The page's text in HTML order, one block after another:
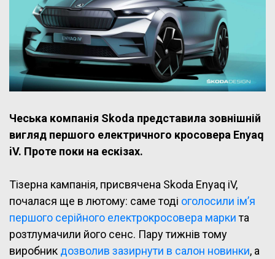
Чеська компанія Skoda представила зовнішній
вигляд першого електричного кросовера Enyaq
iV. Проте поки на ескізах.
Тізерна кампанія, присвячена Skoda Enyaq iV,
почалася ще в лютому: саме тоді оголосили ім’я
першого серійного електрокросовера маркита
розтлумачили його сенс. Пару тижнів тому
виробник дозволив зазирнути в салон новинки, а